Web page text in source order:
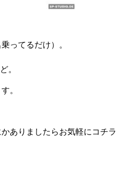
ってるだけ）。
。
。
ありましたらお気軽にコチラ